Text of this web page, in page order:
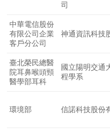
司
中華電信股份
有限公司企業
客戶分公司
神通資訊科技
臺北榮民總醫
院耳鼻喉頭頸
醫學部耳科
國立陽明交通
程學系
環境部 信諾科技股份